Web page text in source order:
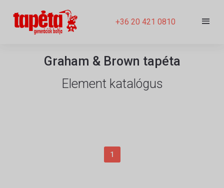
+36 20 421 0810
Graham & Brown tapéta
Element katalógus
1